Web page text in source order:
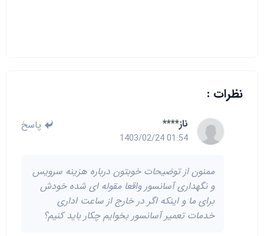
نظرات :
ناز****
01:54 1403/02/24
پاسخ
ممنون از توضیحات خوبتون درباره هزینه سرویس
و نگهداری آسانسور واقعا مقوله ای شده خودش
برای ما و اینکه اگر در خارج از ساعت اداری
خدمات تعمیر آسانسور بخوایم چکار باید کنیم؟